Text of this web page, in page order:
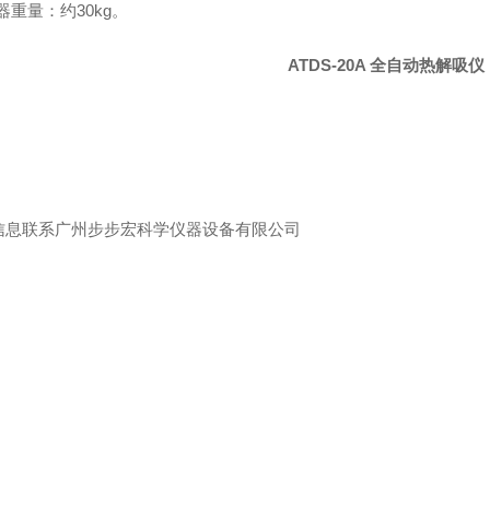
重量：约30kg。
ATDS-20A 全自动热解吸仪
息联系广州步步宏科学仪器设备有限公司